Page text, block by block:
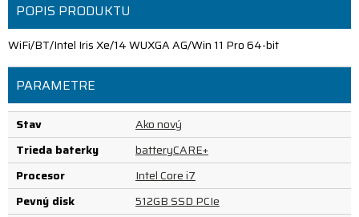
POPIS PRODUKTU
WiFi/BT/Intel Iris Xe/14 WUXGA AG/Win 11 Pro 64-bit
PARAMETRE
Stav
Ako nový
Trieda baterky
batteryCARE+
Procesor
Intel Core i7
Pevný disk
512GB SSD PCIe